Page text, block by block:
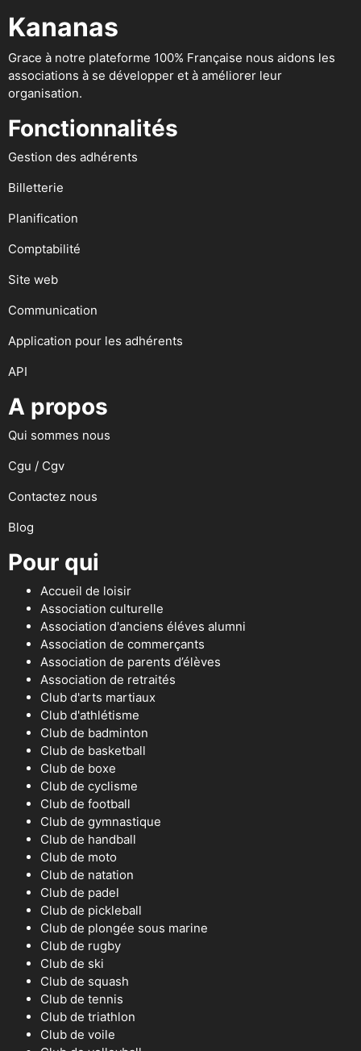
Kananas
Grace à notre plateforme 100% Française nous aidons les
associations à se développer et à améliorer leur
organisation.
Fonctionnalités
Gestion des adhérents
Billetterie
Planification
Comptabilité
Site web
Communication
Application pour les adhérents
API
A propos
Qui sommes nous
Cgu / Cgv
Contactez nous
Blog
Pour qui
Accueil de loisir
Association culturelle
Association d'anciens éléves alumni
Association de commerçants
Association de parents d’élèves
Association de retraités
Club d'arts martiaux
Club d'athlétisme
Club de badminton
Club de basketball
Club de boxe
Club de cyclisme
Club de football
Club de gymnastique
Club de handball
Club de moto
Club de natation
Club de padel
Club de pickleball
Club de plongée sous marine
Club de rugby
Club de ski
Club de squash
Club de tennis
Club de triathlon
Club de voile